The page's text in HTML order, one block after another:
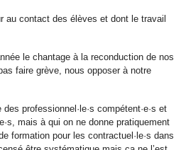
au contact des élèves et dont le travail
le chantage à la reconduction de nos
faire grève, nous opposer à notre
professionnel·le·s compétent·e·s et
mais à qui on ne donne pratiquement
formation pour les contractuel·le·s dans